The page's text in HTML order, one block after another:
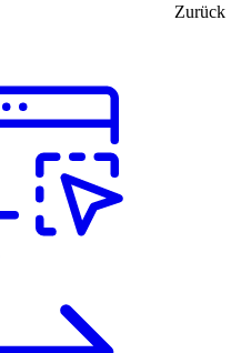
Zurück